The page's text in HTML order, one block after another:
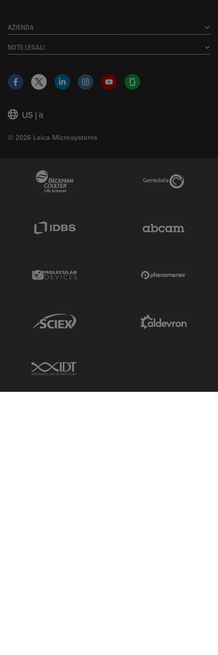
AZIENDA
NOTE LEGALI
US | it
© 2026 Leica Microsystems
Facebook
X LinkedInInstagramYouTubeGlassdoor
Genedata Link
Molecular Devices Link
Sciex Link
IDT Link